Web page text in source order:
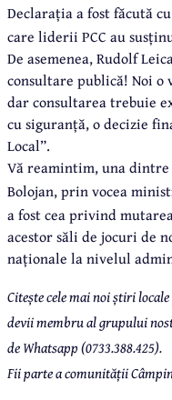
Declarația a fost făcută
care liderii PCC au
De asemenea, Rudolf
consultare publică! Noi
dar consultarea trebuie
cu siguranță, o decizie
Local”.
Vă reamintim, una
Bolojan, prin vocea
a fost cea privind
acestor săli de jocuri de
naționale la nivelul
Citește cele mai noi știri
devii membru al grupului
de Whatsapp (0733.388.425).
Fii parte a comunității